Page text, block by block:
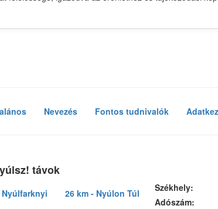
Nevezés Fontos tudnivalók
távok
Nyúlfarknyi
26 km - Nyúlon Túl
Székhely:
Adószám: